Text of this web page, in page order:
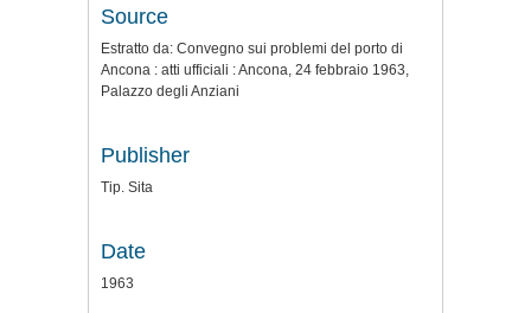
Source
Estratto da: Convegno sui problemi del porto di
Ancona : atti ufficiali : Ancona, 24 febbraio 1963,
Palazzo degli Anziani
Publisher
Tip. Sita
Date
1963